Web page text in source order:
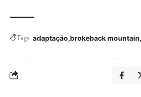
Tags: adaptação brokeback mountain